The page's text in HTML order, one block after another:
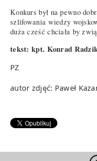
Konkurs był na pewno
szlifowania wiedzy
duża cześć chciała by
tekst: kpt. Konrad
PZ
autor zdjęć: Paweł